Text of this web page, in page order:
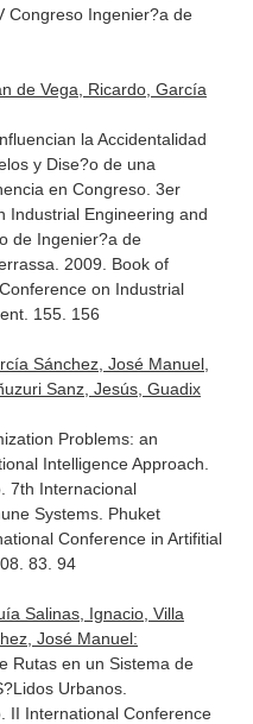
Congreso Ingenier?a de
de Vega, Ricardo, García
la Accidentalidad
y Dise?o de una
en Congreso. 3er
Industrial Engineering and
de Ingenier?a de
2009. Book of
on Industrial
155. 156
Sánchez, José Manuel,
Sanz, Jesús, Guadix
Problems: an
Intelligence Approach.
7th Internacional
Systems. Phuket
Conference in Artifitial
83. 94
Salinas, Ignacio, Villa
José Manuel:
Rutas en un Sistema de
Urbanos.
II International Conference